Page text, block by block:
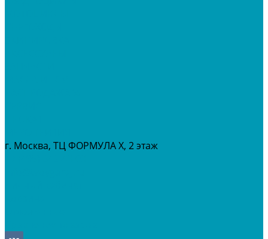
г. Москва, ТЦ ФОРМУЛА Х, 2 этаж